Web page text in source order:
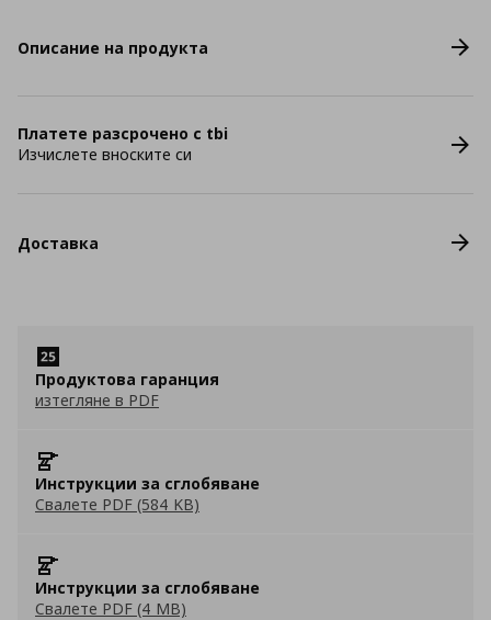
Описание на продукта
Платете разсрочено с tbi
Изчислете вноските си
Доставка
Продуктова гаранция
изтегляне в PDF
Инструкции за сглобяване
Свалете PDF (584 KB)
Инструкции за сглобяване
Свалете PDF (4 MB)